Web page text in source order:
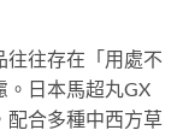
往往存在「用處不
。日本馬超丸GX
配合多種中西方草